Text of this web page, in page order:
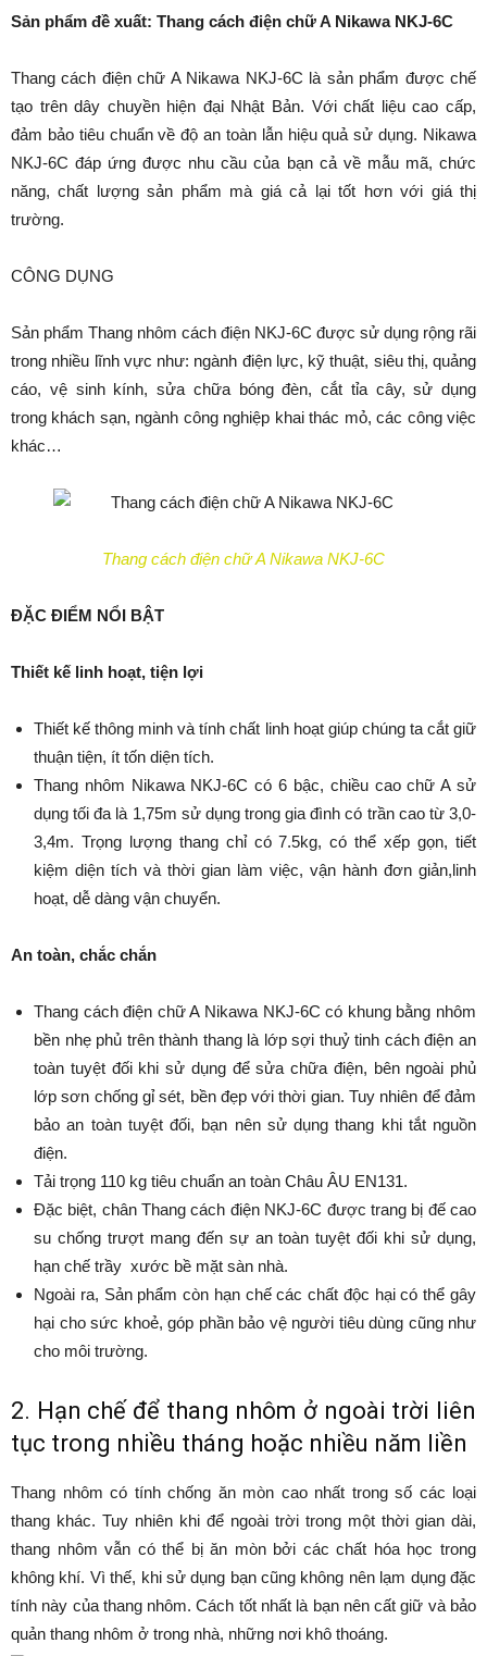
Sản phẩm đề xuất: Thang cách điện chữ A Nikawa NKJ-6C
Thang cách điện chữ A Nikawa NKJ-6C là sản phẩm được chế
tạo trên dây chuyền hiện đại Nhật Bản. Với chất liệu cao cấp,
đảm bảo tiêu chuẩn về độ an toàn lẫn hiệu quả sử dụng. Nikawa
NKJ-6C đáp ứng được nhu cầu của bạn cả về mẫu mã, chức
năng, chất lượng sản phẩm mà giá cả lại tốt hơn với giá thị
trường.
CÔNG DỤNG
Sản phẩm Thang nhôm cách điện NKJ-6C được sử dụng rộng rãi
trong nhiều lĩnh vực như: ngành điện lực, kỹ thuật, siêu thị, quảng
cáo, vệ sinh kính, sửa chữa bóng đèn, cắt tỉa cây, sử dụng
trong khách sạn, ngành công nghiệp khai thác mỏ, các công việc
khác…
Thang cách điện chữ A Nikawa NKJ-6C
ĐẶC ĐIỂM NỔI BẬT
Thiết kế linh hoạt, tiện lợi
Thiết kế thông minh và tính chất linh hoạt giúp chúng ta cắt giữ
thuận tiện, ít tốn diện tích.
Thang nhôm Nikawa NKJ-6C có 6 bậc, chiều cao chữ A sử
dụng tối đa là 1,75m sử dụng trong gia đình có trần cao từ 3,0-
3,4m. Trọng lượng thang chỉ có 7.5kg, có thể xếp gọn, tiết
kiệm diện tích và thời gian làm việc, vận hành đơn giản,linh
hoạt, dễ dàng vận chuyển.
An toàn, chắc chắn
Thang cách điện chữ A Nikawa NKJ-6C có khung bằng nhôm
bền nhẹ phủ trên thành thang là lớp sợi thuỷ tinh cách điện an
toàn tuyệt đối khi sử dụng để sửa chữa điện, bên ngoài phủ
lớp sơn chống gỉ sét, bền đẹp với thời gian. Tuy nhiên để đảm
bảo an toàn tuyệt đối, bạn nên sử dụng thang khi tắt nguồn
điện.
Tải trọng 110 kg tiêu chuẩn an toàn Châu ÂU EN131.
Đặc biệt, chân Thang cách điện NKJ-6C được trang bị đế cao
su chống trượt mang đến sự an toàn tuyệt đối khi sử dụng,
hạn chế trầy xước bề mặt sàn nhà.
Ngoài ra, Sản phẩm còn hạn chế các chất độc hại có thể gây
hại cho sức khoẻ, góp phần bảo vệ người tiêu dùng cũng như
cho môi trường.
2. Hạn chế để thang nhôm ở ngoài trời liên
tục trong nhiều tháng hoặc nhiều năm liền
Thang nhôm có tính chống ăn mòn cao nhất trong số các loại
thang khác. Tuy nhiên khi để ngoài trời trong một thời gian dài,
thang nhôm vẫn có thể bị ăn mòn bởi các chất hóa học trong
không khí. Vì thế, khi sử dụng bạn cũng không nên lạm dụng đặc
tính này của thang nhôm. Cách tốt nhất là bạn nên cất giữ và bảo
quản thang nhôm ở trong nhà, những nơi khô thoáng.